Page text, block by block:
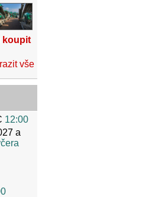
koupit
vše
12:00
a